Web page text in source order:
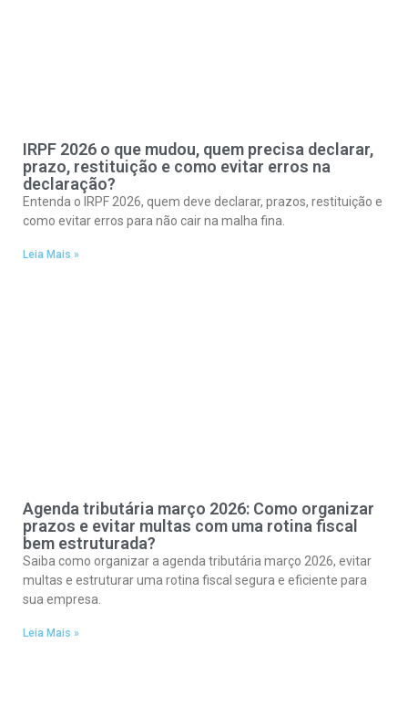
IRPF 2026 o que mudou, quem precisa declarar,
prazo, restituição e como evitar erros na
declaração?
Entenda o IRPF 2026, quem deve declarar, prazos, restituição e
como evitar erros para não cair na malha fina.
Leia Mais »
Agenda tributária março 2026: Como organizar
prazos e evitar multas com uma rotina fiscal
bem estruturada?
Saiba como organizar a agenda tributária março 2026, evitar
multas e estruturar uma rotina fiscal segura e eficiente para
sua empresa.
Leia Mais »